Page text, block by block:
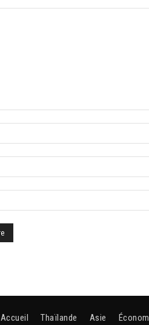
Accueil Thaïlande Asie